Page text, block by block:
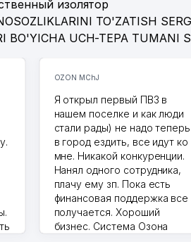
изолятор
TO'ZATISH
BO'YICHA UCH-TEPA TUMANI
OZON MChJ
Я открыл первый ПВЗ в
нашем поселке и как люди
стали рады) не надо теперь
в город ездить, все идут ко
мне. Никакой конкуренции.
Нанял одного сотрудника,
плачу ему зп. Пока есть
финансовая поддержка все
получается. Хороший
бизнес. Система Озона